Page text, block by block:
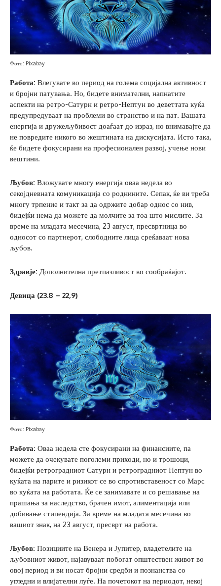
Фото: Pixabay
Работа: Влегувате во период на голема социјална активност
и бројни патувања. Но, бидете внимателни, напнатите
аспекти на ретро-Сатурн и ретро-Нептун во деветтата куќа
предупредуваат на проблеми во странство и на пат. Вашата
енергија и дружељубивост доаѓаат до израз, но внимавајте да
не повредите никого во жештината на дискусијата. Исто така,
ќе бидете фокусирани на професионален развој, учење нови
вештини.
Љубов: Вложувате многу енергија оваа недела во
секојдневната комуникација со роднините. Сепак, ќе ви треба
многу трпение и такт за да одржите добар однос со нив,
бидејќи нема да можете да молчите за тоа што мислите. За
време на младата месечина, 23 август, пресвртница во
односот со партнерот, слободните лица среќаваат нова
љубов.
Здравје: Дополнителна претпазливост во сообраќајот.
Девица (23.8 – 22,9)
Фото: Pixabay
Работа: Оваа недела сте фокусирани на финансиите, па
можете да очекувате поголеми приходи, но и трошоци,
бидејќи ретроградниот Сатурн и ретроградниот Нептун во
куќата на парите и ризикот се во спротивставеност со Марс
во куќата на работата. Ќе се занимавате и со решавање на
прашања за наследство, брачен имот, алиментација или
добивање стипендија. За време на младата месечина во
вашиот знак, на 23 август, пресврт на работа.
Љубов: Позициите на Венера и Јупитер, владетелите на
љубовниот живот, најавуваат побогат општествен живот во
овој период и ви носат бројни средби и познанства со
угледни и влијателни луѓе. На почетокот на периодот, некој